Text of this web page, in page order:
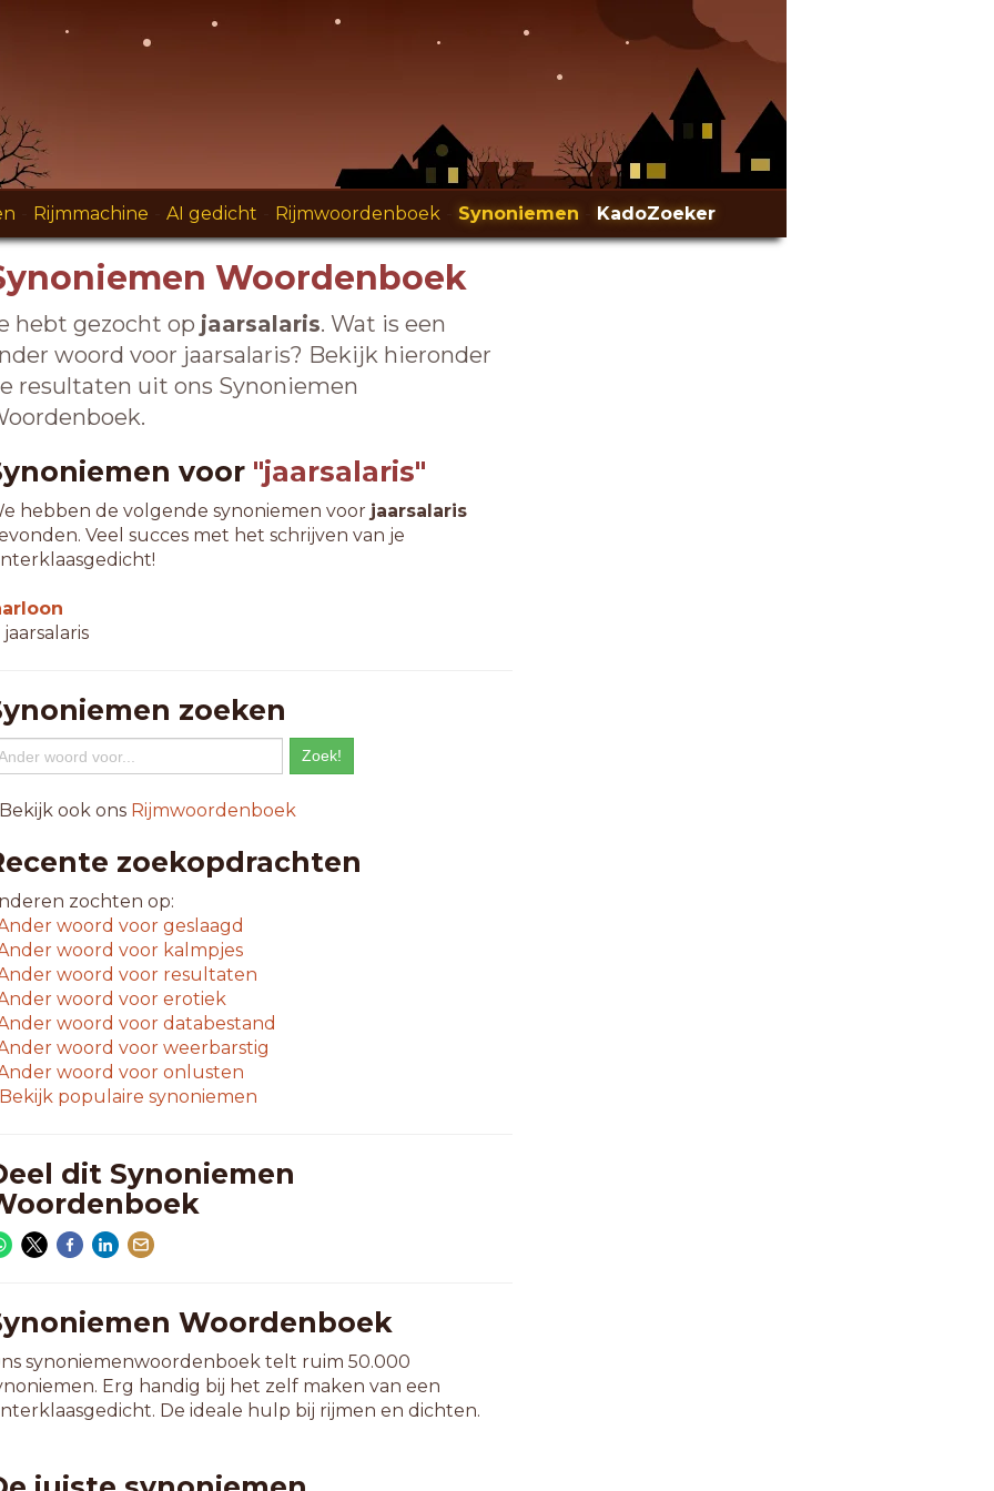
Rijmmachine AI gedicht Rijmwoordenboek Synoniemen KadoZoeker
Woordenboek
hebt gezocht op jaarsalaris. Wat is een
woord voor jaarsalaris? Bekijk hieronder
resultaten uit ons Synoniemen
voor "jaarsalaris"
hebben de volgende synoniemen voor jaarsalaris
Veel succes met het schrijven van je
jaarsalaris
zoeken
ook ons Rijmwoordenboek
zoekopdrachten
zochten op:
woord voorgeslaagd
woord voorkalmpjes
woord voorresultaten
woord voorerotiek
woord voordatabestand
woord voorweerbarstig
woord vooronlusten
Bekijk populaire synoniemen
dit Synoniemen
Woordenboek
synoniemenwoordenboek telt ruim 50.000
Erg handig bij het zelf maken van een
De ideale hulp bij rijmen en dichten.